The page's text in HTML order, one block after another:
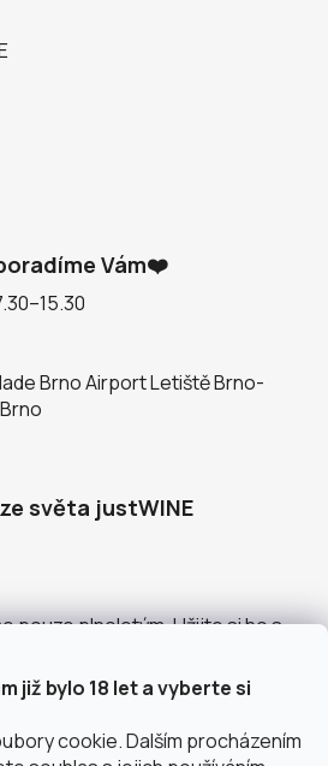
již bylo 18 let a vyberte si
cookie. Dalším procházením
Vám❤️
Brno Airport Letiště Brno-
světa justWINE
pouze plnoletým. Užijte si ho s